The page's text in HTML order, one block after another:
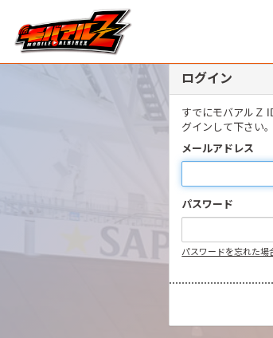
ログイン
すでにモバアルＺ
グインして下さい。
メールアドレス
パスワード
パスワードを忘れた場